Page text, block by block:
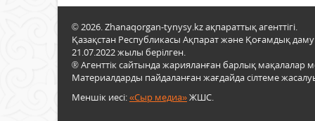
© 2026. Zhanaqorgan-tynysy.kz ақпараттық агенттігі.
Қазақстан Республикасы Ақпарат және Қоғамдық даму
21.07.2022 жылы берілген.
® Агенттік сайтында жарияланған барлық
Материалдарды пайдаланған жағдайда сілтеме
Меншік иесі:«Сыр медиа»ЖШС.